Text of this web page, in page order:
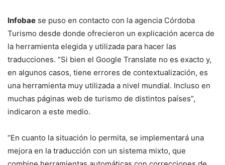
Infobae se puso en contacto con la agencia Córdoba
Turismo desde donde ofrecieron un explicación acerca de
la herramienta elegida y utilizada para hacer las
traducciones. “Si bien el Google Translate no es exacto y,
en algunos casos, tiene errores de contextualización, es
una herramienta muy utilizada a nivel mundial. Incluso en
muchas páginas web de turismo de distintos países”,
indicaron a este medio.
“En cuanto la situación lo permita, se implementará una
mejora en la traducción con un sistema mixto, que